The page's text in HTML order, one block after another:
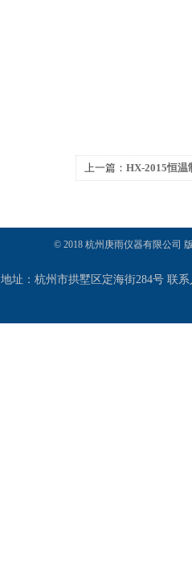
上一篇： HX-2015恒温
© 2018 杭州庚雨仪器有限公司
地址：杭州市拱墅区定海街284号 联